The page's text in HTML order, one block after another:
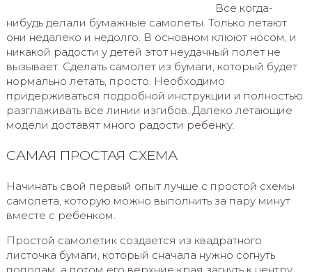
Все когда-
нибудь делали бумажные самолеты. Только летают
они недалеко и недолго. В основном клюют носом, и
никакой радости у детей этот неудачный полет не
вызывает. Сделать самолет из бумаги, который будет
нормально летать, просто. Необходимо
придерживаться подробной инструкции и полностью
разглаживать все линии изгибов. Далеко летающие
модели доставят много радости ребенку.
САМАЯ ПРОСТАЯ СХЕМА
Начинать свой первый опыт лучше с простой схемы
самолета, которую можно выполнить за пару минут
вместе с ребенком.
Простой самолетик создается из квадратного
листочка бумаги, который сначала нужно согнуть
пополам, а потом его верхние края загнуть к центру.